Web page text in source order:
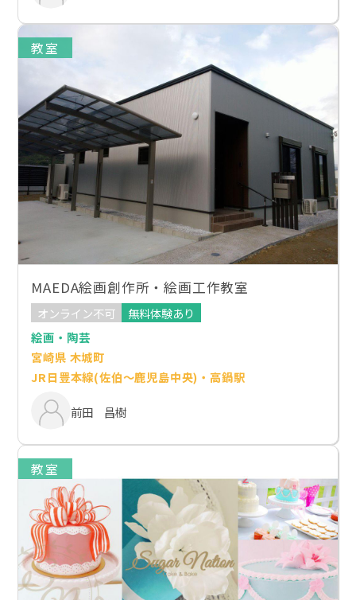
教室
MAEDA絵画創作所・絵画工作教室
オンライン不可
無料体験あり
絵画・陶芸
宮崎県 木城町
JR日豊本線(佐伯～鹿児島中央)・高鍋駅
前田 昌樹
教室